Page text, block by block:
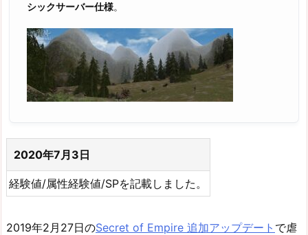
シックサーバー仕様。
2020年7月3日
経験値/属性経験値/SPを記載しました。
2019年2月27日のSecret of Empire 追加アップデート で虐